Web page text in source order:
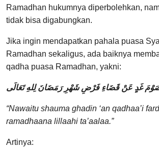
Ramadhan hukumnya diperbolehkan,
tidak bisa digabungkan.
Jika ingin mendapatkan pahala puasa
Ramadhan sekaligus, ada baiknya
qadha puasa Ramadhan, yakni:
غَدٍ عَنْ قَضَاءِ فَرْضِ شَهْرِ رَمَضَانَ لِلهِ تَعَالَى
“Nawaitu shauma ghadin ‘an qadhaa’i
ramadhaana lillaahi ta’aalaa.”
Artinya: